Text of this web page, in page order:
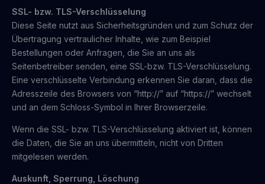
SSL- bzw. TLS-Verschlüsselung
Diese Seite nutzt aus Sicherheitsgründen und zum Schutz der
Übertragung vertraulicher Inhalte, wie zum Beispiel
Bestellungen oder Anfragen, die Sie an uns als
Seitenbetreiber senden, eine SSL-bzw. TLS-Verschlüsselung.
Eine verschlüsselte Verbindung erkennen Sie daran, dass die
Adresszeile des Browsers von “http://” auf “https://” wechselt
und an dem Schloss-Symbol in Ihrer Browserzeile.
Wenn die SSL- bzw. TLS-Verschlüsselung aktiviert ist, können
die Daten, die Sie an uns übermitteln, nicht von Dritten
mitgelesen werden.
Auskunft, Sperrung, Löschung